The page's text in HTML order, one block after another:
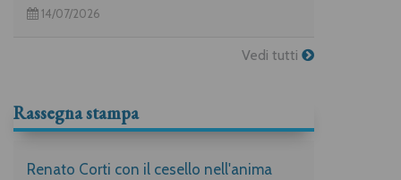
14/07/2026
Vedi tutti
Rassegna stampa
Renato Corti con il cesello nell'anima